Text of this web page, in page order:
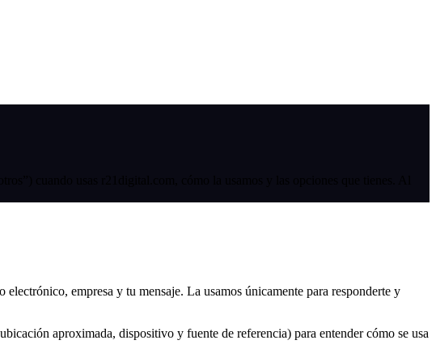
empresa y tu mensaje. La usamos únicamente para responderte y
aproximada, dispositivo y fuente de referencia) para entender cómo se usa